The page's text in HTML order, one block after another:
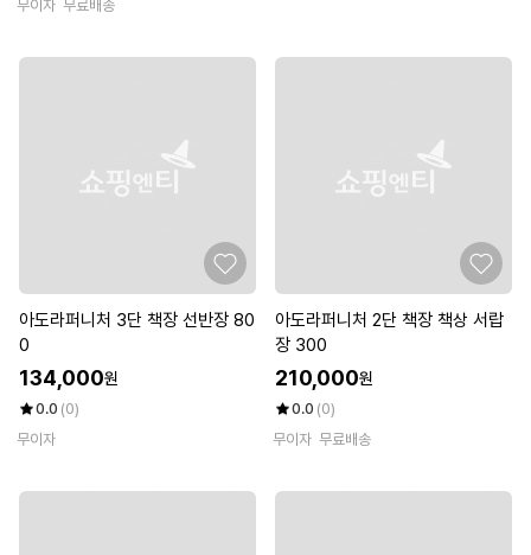
무이자 무료배송
아도라퍼니처 3단 책장 선반장 80
0
134,000원
0.0 (0)
무이자
아도라퍼니처 2단 책장 책상 서랍
장 300
210,000원
0.0 (0)
무이자 무료배송